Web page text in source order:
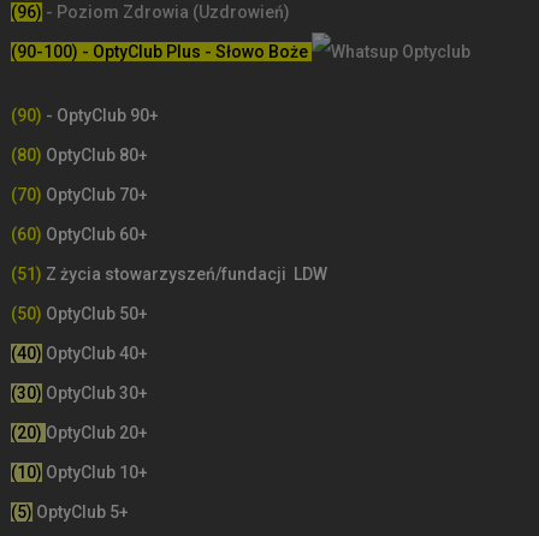
(96) - Poziom Zdrowia (Uzdrowień)
(90-100) - OptyClub Plus - Słowo Boże
(90) - OptyClub 90+
(80) OptyClub 80+
(70) OptyClub 70+
(60) OptyClub 60+
(51) Z życia stowarzyszeń/fundacji LDW
(50) OptyClub 50+
(40) OptyClub 40+
(30) OptyClub 30+
(20) OptyClub 20+
(10) OptyClub 10+
(5) OptyClub 5+